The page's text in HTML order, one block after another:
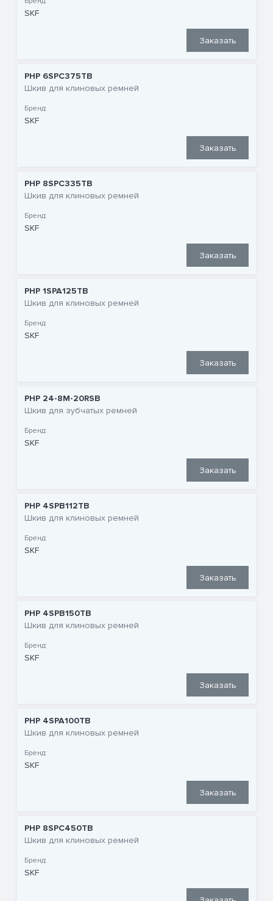
SKF
Заказать
PHP 6SPC375TB
Шкив для клиновых ремней
Бренд:
SKF
Заказать
PHP 8SPC335TB
Шкив для клиновых ремней
Бренд:
SKF
Заказать
PHP 1SPA125TB
Шкив для клиновых ремней
Бренд:
SKF
Заказать
PHP 24-8M-20RSB
Шкив для зубчатых ремней
Бренд:
SKF
Заказать
PHP 4SPB112TB
Шкив для клиновых ремней
Бренд:
SKF
Заказать
PHP 4SPB150TB
Шкив для клиновых ремней
Бренд:
SKF
Заказать
PHP 4SPA100TB
Шкив для клиновых ремней
Бренд:
SKF
Заказать
PHP 8SPC450TB
Шкив для клиновых ремней
Бренд:
SKF